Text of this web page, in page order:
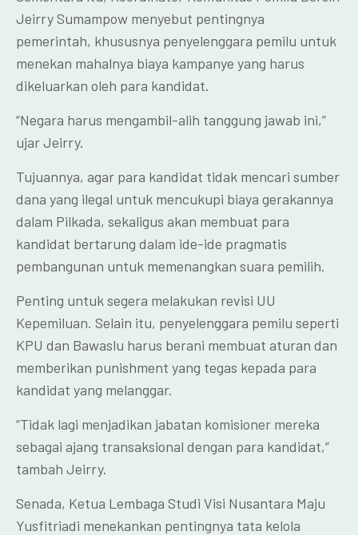
Jeirry Sumampow menyebut pentingnya
pemerintah, khususnya penyelenggara pemilu untuk
menekan mahalnya biaya kampanye yang harus
dikeluarkan oleh para kandidat.
“Negara harus mengambil-alih tanggung jawab ini,”
ujar Jeirry.
Tujuannya, agar para kandidat tidak mencari sumber
dana yang ilegal untuk mencukupi biaya gerakannya
dalam Pilkada, sekaligus akan membuat para
kandidat bertarung dalam ide-ide pragmatis
pembangunan untuk memenangkan suara pemilih.
Penting untuk segera melakukan revisi UU
Kepemiluan. Selain itu, penyelenggara pemilu seperti
KPU dan Bawaslu harus berani membuat aturan dan
memberikan punishment yang tegas kepada para
kandidat yang melanggar.
“Tidak lagi menjadikan jabatan komisioner mereka
sebagai ajang transaksional dengan para kandidat,”
tambah Jeirry.
Senada, Ketua Lembaga Studi Visi Nusantara Maju
Yusfitriadi menekankan pentingnya tata kelola